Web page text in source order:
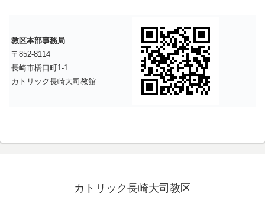
教区本部事務局
〒852-8114
長崎市橋口町1-1
カトリック長崎大司教館
カトリック長崎大司教区